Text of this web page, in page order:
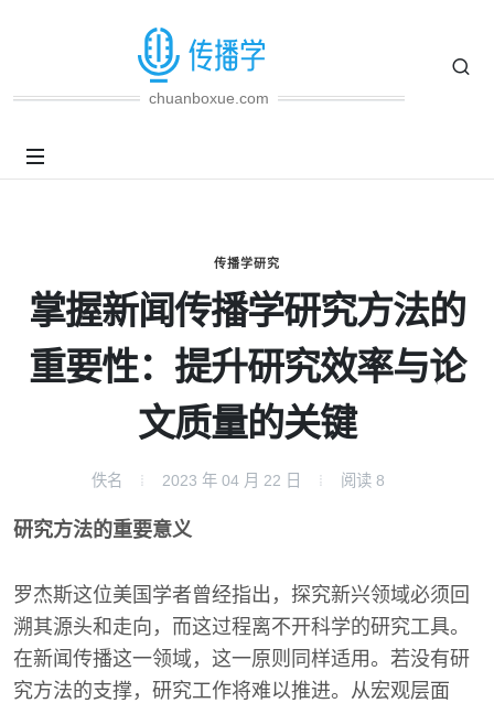
chuanboxue.com
传播学研究
掌握新闻传播学研究方法的
重要性：提升研究效率与论
文质量的关键
佚名 2023 年 04 月 22 日 阅读 8
研究方法的重要意义
罗杰斯这位美国学者曾经指出，探究新兴领域必须回
溯其源头和走向，而这过程离不开科学的研究工具。
在新闻传播这一领域，这一原则同样适用。若没有研
究方法的支撑，研究工作将难以推进。从宏观层面